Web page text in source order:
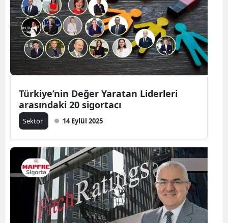
Türkiye’nin Değer Yaratan Liderleri
arasındaki 20 sigortacı
Sektör 14 Eylül 2025